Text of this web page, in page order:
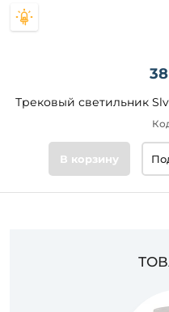
Трековый светильник Slv
В корзину